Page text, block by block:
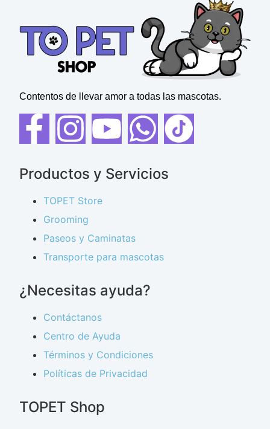
Contentos de llevar amor a todas las mascotas.
Productos y Servicios
TOPET Store
Grooming
Paseos y Caminatas
Transporte para mascotas
¿Necesitas ayuda?
Contáctanos
Centro de Ayuda
Términos y Condiciones
Políticas de Privacidad
TOPET Shop